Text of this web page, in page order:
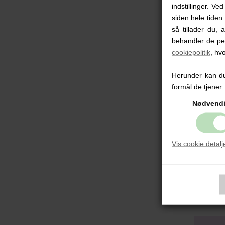
indstillinger.
siden hele tiden
så tillader du,
behandler de
cookiepolitik ,
Herunder kan
formål de tjener.
Vis cookie